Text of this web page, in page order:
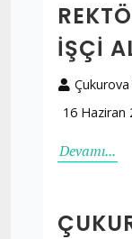
İŞÇİ
16 Haziran
Devamı...